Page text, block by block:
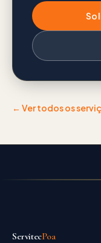
← Ver todos os
ServitecPoa